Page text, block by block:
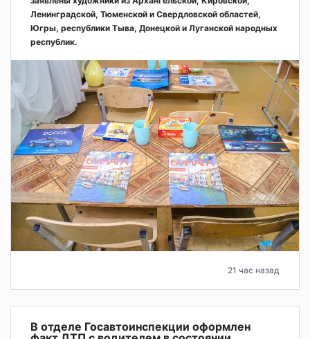
Ленинградской, Тюменской и Свердловской областей,
Югры, республики Тыва, Донецкой и Луганской народных
республик.
21 час назад
В отделе Госавтоинспекции оформлен